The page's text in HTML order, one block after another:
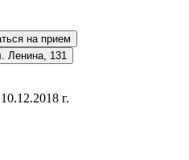
на прием
Ленина, 131
г.